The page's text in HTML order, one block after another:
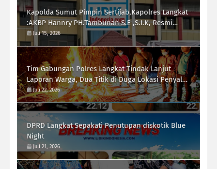
Kapolda Sumut Pimpin Sertijab,Kapolres Langkat
:AKBP Hannry PH.Tambunan S.E ,S.I.K, Resmi
Menjabat
Juli 15, 2026
Tim Gabungan Polres Langkat Tindak Lanjut
Laporan Warga, Dua Titik di Duga Lokasi Penyalah
Gunaan Narkoba di Desa Bubun di Musnahkan
Juli 22, 2026
DPRD Langkat Sepakati Penutupan diskotik Blue
Night
Juli 21, 2026